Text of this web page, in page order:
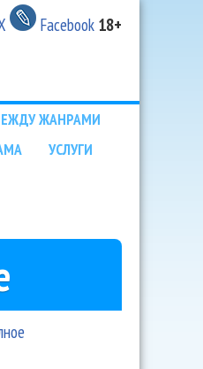
Facebook 18+
ЖАНРАМИ
УСЛУГИ